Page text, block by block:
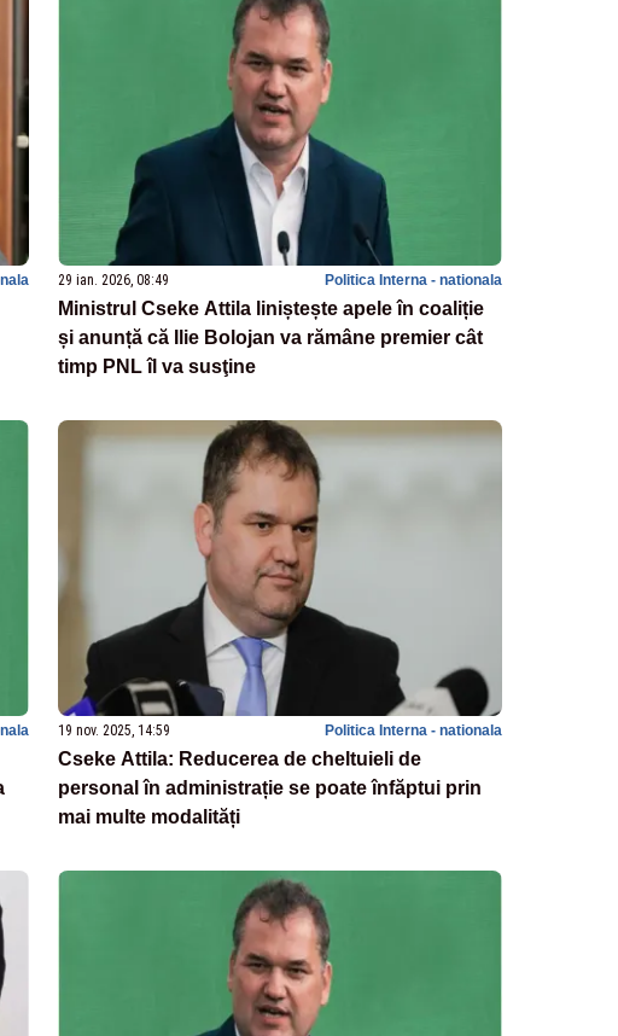
29 ian. 2026, 08:49 Politica Interna - nationala
Ministrul Cseke Attila liniștește apele în coaliție
și anunță că Ilie Bolojan va rămâne premier cât
timp PNL îl va susţine
19 nov. 2025, 14:59 Politica Interna - nationala
Cseke Attila: Reducerea de cheltuieli de
personal în administrație se poate înfăptui prin
mai multe modalități